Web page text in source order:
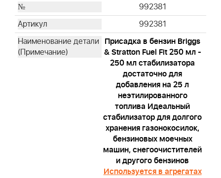
992381
992381
Присадка в бензин Briggs
& Stratton Fuel Fit 250 мл -
250 мл стабилизатора
достаточно для
добавления на 25 л
неэтилированного
топлива Идеальный
стабилизатор для долгого
хранения газонокосилок,
бензиновых моечных
машин, снегоочистителей
и другого бензинов
Используется в агрегатах